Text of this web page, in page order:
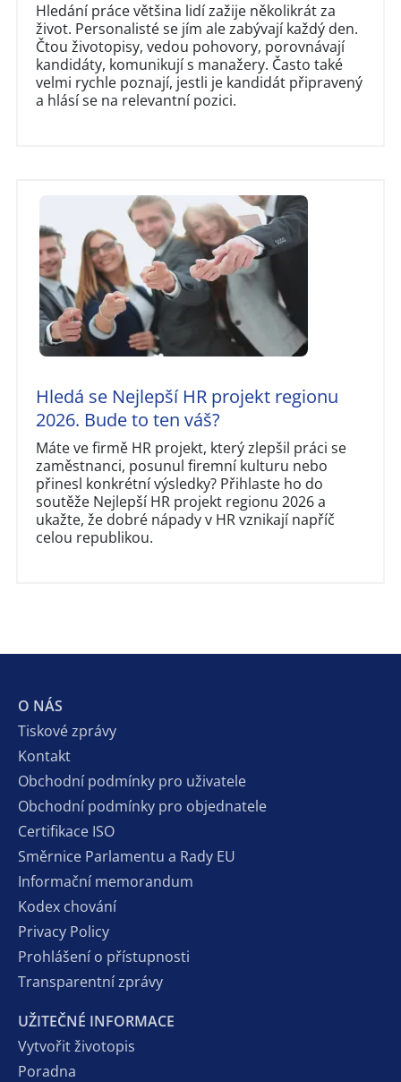
Hledání práce většina lidí zažije několikrát za
život. Personalisté se jím ale zabývají každý den.
Čtou životopisy, vedou pohovory, porovnávají
kandidáty, komunikují s manažery. Často také
velmi rychle poznají, jestli je kandidát připravený
a hlásí se na relevantní pozici.
Hledá se Nejlepší HR projekt regionu
2026. Bude to ten váš?
Máte ve firmě HR projekt, který zlepšil práci se
zaměstnanci, posunul firemní kulturu nebo
přinesl konkrétní výsledky? Přihlaste ho do
soutěže Nejlepší HR projekt regionu 2026 a
ukažte, že dobré nápady v HR vznikají napříč
celou republikou.
O NÁS
Tiskové zprávy
Kontakt
Obchodní podmínky pro uživatele
Obchodní podmínky pro objednatele
Certifikace ISO
Směrnice Parlamentu a Rady EU
Informační memorandum
Kodex chování
Privacy Policy
Prohlášení o přístupnosti
Transparentní zprávy
UŽITEČNÉ INFORMACE
Vytvořit životopis
Poradna